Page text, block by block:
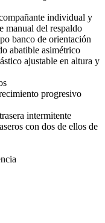
individual y
manual del respaldo
banco de orientación
abatible asimétrico
ajustable en altura y
progresivo
intermitente
con dos de ellos de